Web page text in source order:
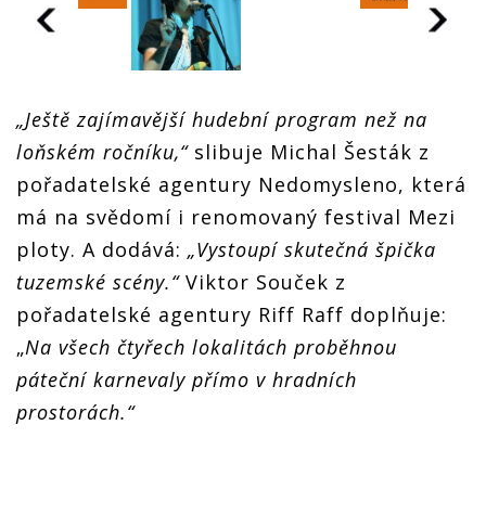
„Ještě zajímavější hudební program než na
loňském ročníku,“slibuje Michal Šesták z
pořadatelské agentury Nedomysleno, která
má na svědomí i renomovaný festival Mezi
ploty. A dodává: „Vystoupí skutečná špička
tuzemské scény.“Viktor Souček z
pořadatelské agentury Riff Raff doplňuje:
„Na všech čtyřech lokalitách proběhnou
páteční karnevaly přímo v hradních
prostorách.“